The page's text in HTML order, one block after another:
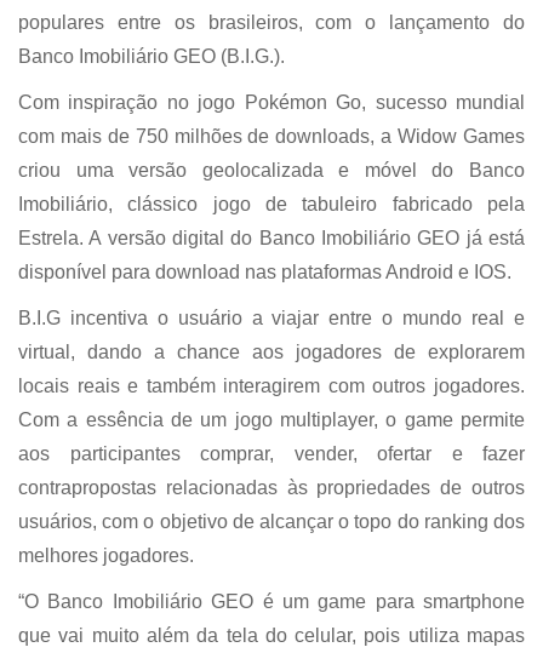
populares entre os brasileiros, com o lançamento do
Banco Imobiliário GEO (B.I.G.).
Com inspiração no jogo Pokémon Go, sucesso mundial
com mais de 750 milhões de downloads, a Widow Games
criou uma versão geolocalizada e móvel do Banco
Imobiliário, clássico jogo de tabuleiro fabricado pela
Estrela. A versão digital do Banco Imobiliário GEO já está
disponível para download nas plataformas Android e IOS.
B.I.G incentiva o usuário a viajar entre o mundo real e
virtual, dando a chance aos jogadores de explorarem
locais reais e também interagirem com outros jogadores.
Com a essência de um jogo multiplayer, o game permite
aos participantes comprar, vender, ofertar e fazer
contrapropostas relacionadas às propriedades de outros
usuários, com o objetivo de alcançar o topo do ranking dos
melhores jogadores.
“O Banco Imobiliário GEO é um game para smartphone
que vai muito além da tela do celular, pois utiliza mapas